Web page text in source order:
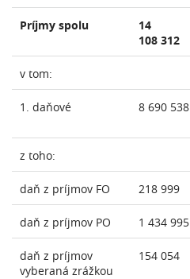
Príjmy spolu
14
108 312
v tom:
1. daňové 8 690 538
z toho:
daň z príjmov FO 218 999
daň z príjmov PO 1 434 995
daň z príjmov
vyberaná zrážkou
154 054